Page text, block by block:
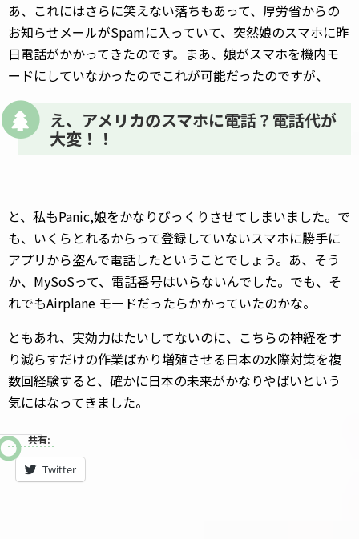
あ、これにはさらに笑えない落ちもあって、厚労省からの
お知らせメールがSpamに入っていて、突然娘のスマホに昨
日電話がかかってきたのです。まあ、娘がスマホを機内モ
ードにしていなかったのでこれが可能だったのですが、
え、アメリカのスマホに電話？電話代が
大変！！
と、私もPanic,娘をかなりびっくりさせてしまいました。で
も、いくらとれるからって登録していないスマホに勝手に
アプリから盗んで電話したということでしょう。あ、そう
か、MySoSって、電話番号はいらないんでした。でも、そ
れでもAirplane モードだったらかかっていたのかな。
ともあれ、実効力はたいしてないのに、こちらの神経をす
り減らすだけの作業ばかり増殖させる日本の水際対策を複
数回経験すると、確かに日本の未来がかなりやばいという
気にはなってきました。
共有:
Twitter